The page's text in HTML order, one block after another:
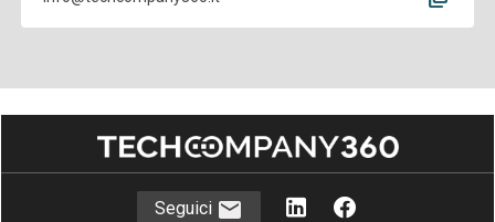
Seguici